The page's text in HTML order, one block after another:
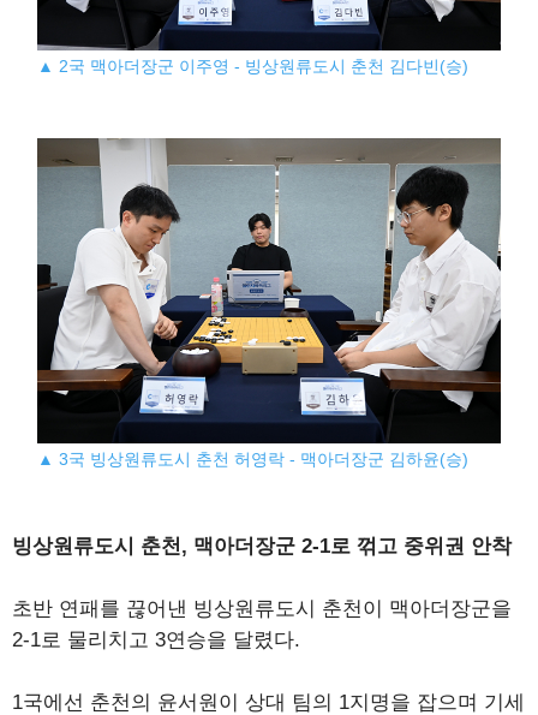
▲ 2국 맥아더장군 이주영 - 빙상원류도시 춘천 김다빈(승)
▲ 3국 빙상원류도시 춘천 허영락 - 맥아더장군 김하윤(승)
빙상원류도시 춘천, 맥아더장군 2-1로 꺾고 중위권 안착
초반 연패를 끊어낸 빙상원류도시 춘천이 맥아더장군을
2-1로 물리치고 3연승을 달렸다.
1국에선 춘천의 윤서원이 상대 팀의 1지명을 잡으며 기세